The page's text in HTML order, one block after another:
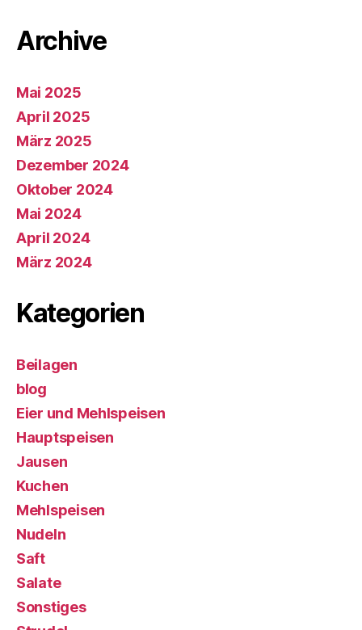
Archive
Mai 2025
April 2025
März 2025
Dezember 2024
Oktober 2024
Mai 2024
April 2024
März 2024
Kategorien
Beilagen
blog
Eier und Mehlspeisen
Hauptspeisen
Jausen
Kuchen
Mehlspeisen
Nudeln
Saft
Salate
Sonstiges